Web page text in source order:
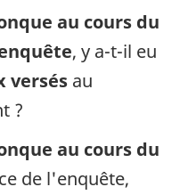
au cours du
, y a-t-il eu
versés au
?
au cours du
de l'enquête,